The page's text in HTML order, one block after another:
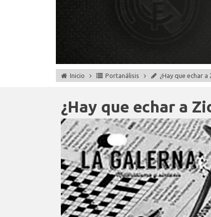
Inicio Portanálisis ¿Hay que echar a
¿Hay que echar a